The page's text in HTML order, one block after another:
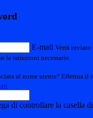
E-mail Verrà inviato
le istruzioni necessarie.
al nome utente? Effettua il
di controllare la casella